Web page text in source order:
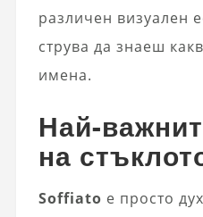
различен визуален
струва да знаеш
имена.
Най-
на
Soffiato е просто